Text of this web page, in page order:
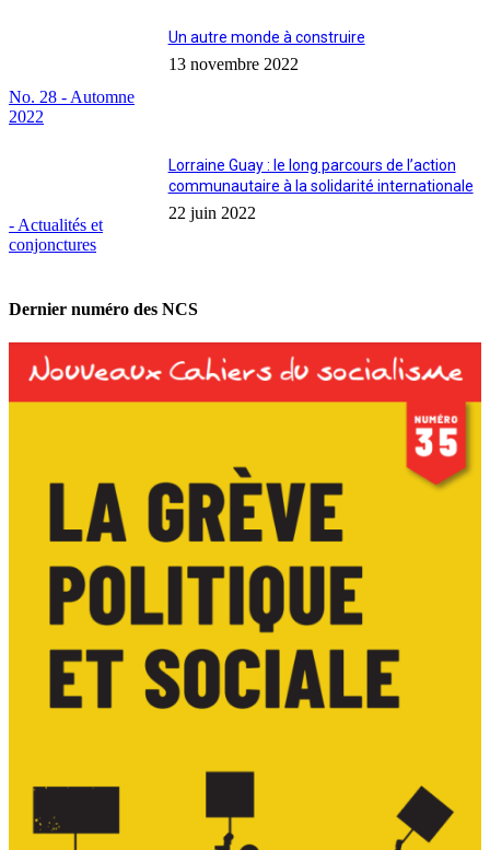
No. 28 - Automne
2022
Un autre monde à construire
13 novembre 2022
- Actualités et
conjonctures
Lorraine Guay : le long parcours de l’action
communautaire à la solidarité internationale
22 juin 2022
Dernier numéro des NCS